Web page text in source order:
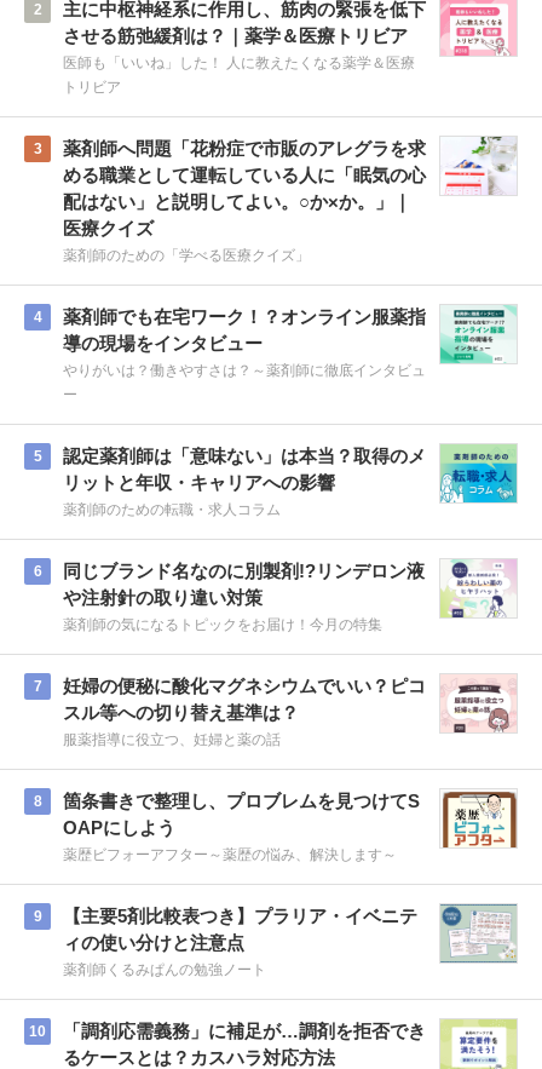
2
主に中枢神経系に作用し、筋肉の緊張を低下
させる筋弛緩剤は？｜薬学＆医療トリビア
医師も「いいね」した！ 人に教えたくなる薬学＆医療
トリビア
3
薬剤師へ問題「花粉症で市販のアレグラを求
める職業として運転している人に「眠気の心
配はない」と説明してよい。○か×か。」｜
医療クイズ
薬剤師のための「学べる医療クイズ」
4
薬剤師でも在宅ワーク！？オンライン服薬指
導の現場をインタビュー
やりがいは？働きやすさは？～薬剤師に徹底インタビュ
ー
5
認定薬剤師は「意味ない」は本当？取得のメ
リットと年収・キャリアへの影響
薬剤師のための転職・求人コラム
6
同じブランド名なのに別製剤!?リンデロン液
や注射針の取り違い対策
薬剤師の気になるトピックをお届け！今月の特集
7
妊婦の便秘に酸化マグネシウムでいい？ピコ
スル等への切り替え基準は？
服薬指導に役立つ、妊婦と薬の話
8
箇条書きで整理し、プロブレムを見つけてS
OAPにしよう
薬歴ビフォーアフター～薬歴の悩み、解決します～
9
【主要5剤比較表つき】プラリア・イベニテ
ィの使い分けと注意点
薬剤師くるみぱんの勉強ノート
10
「調剤応需義務」に補足が…調剤を拒否でき
るケースとは？カスハラ対応方法